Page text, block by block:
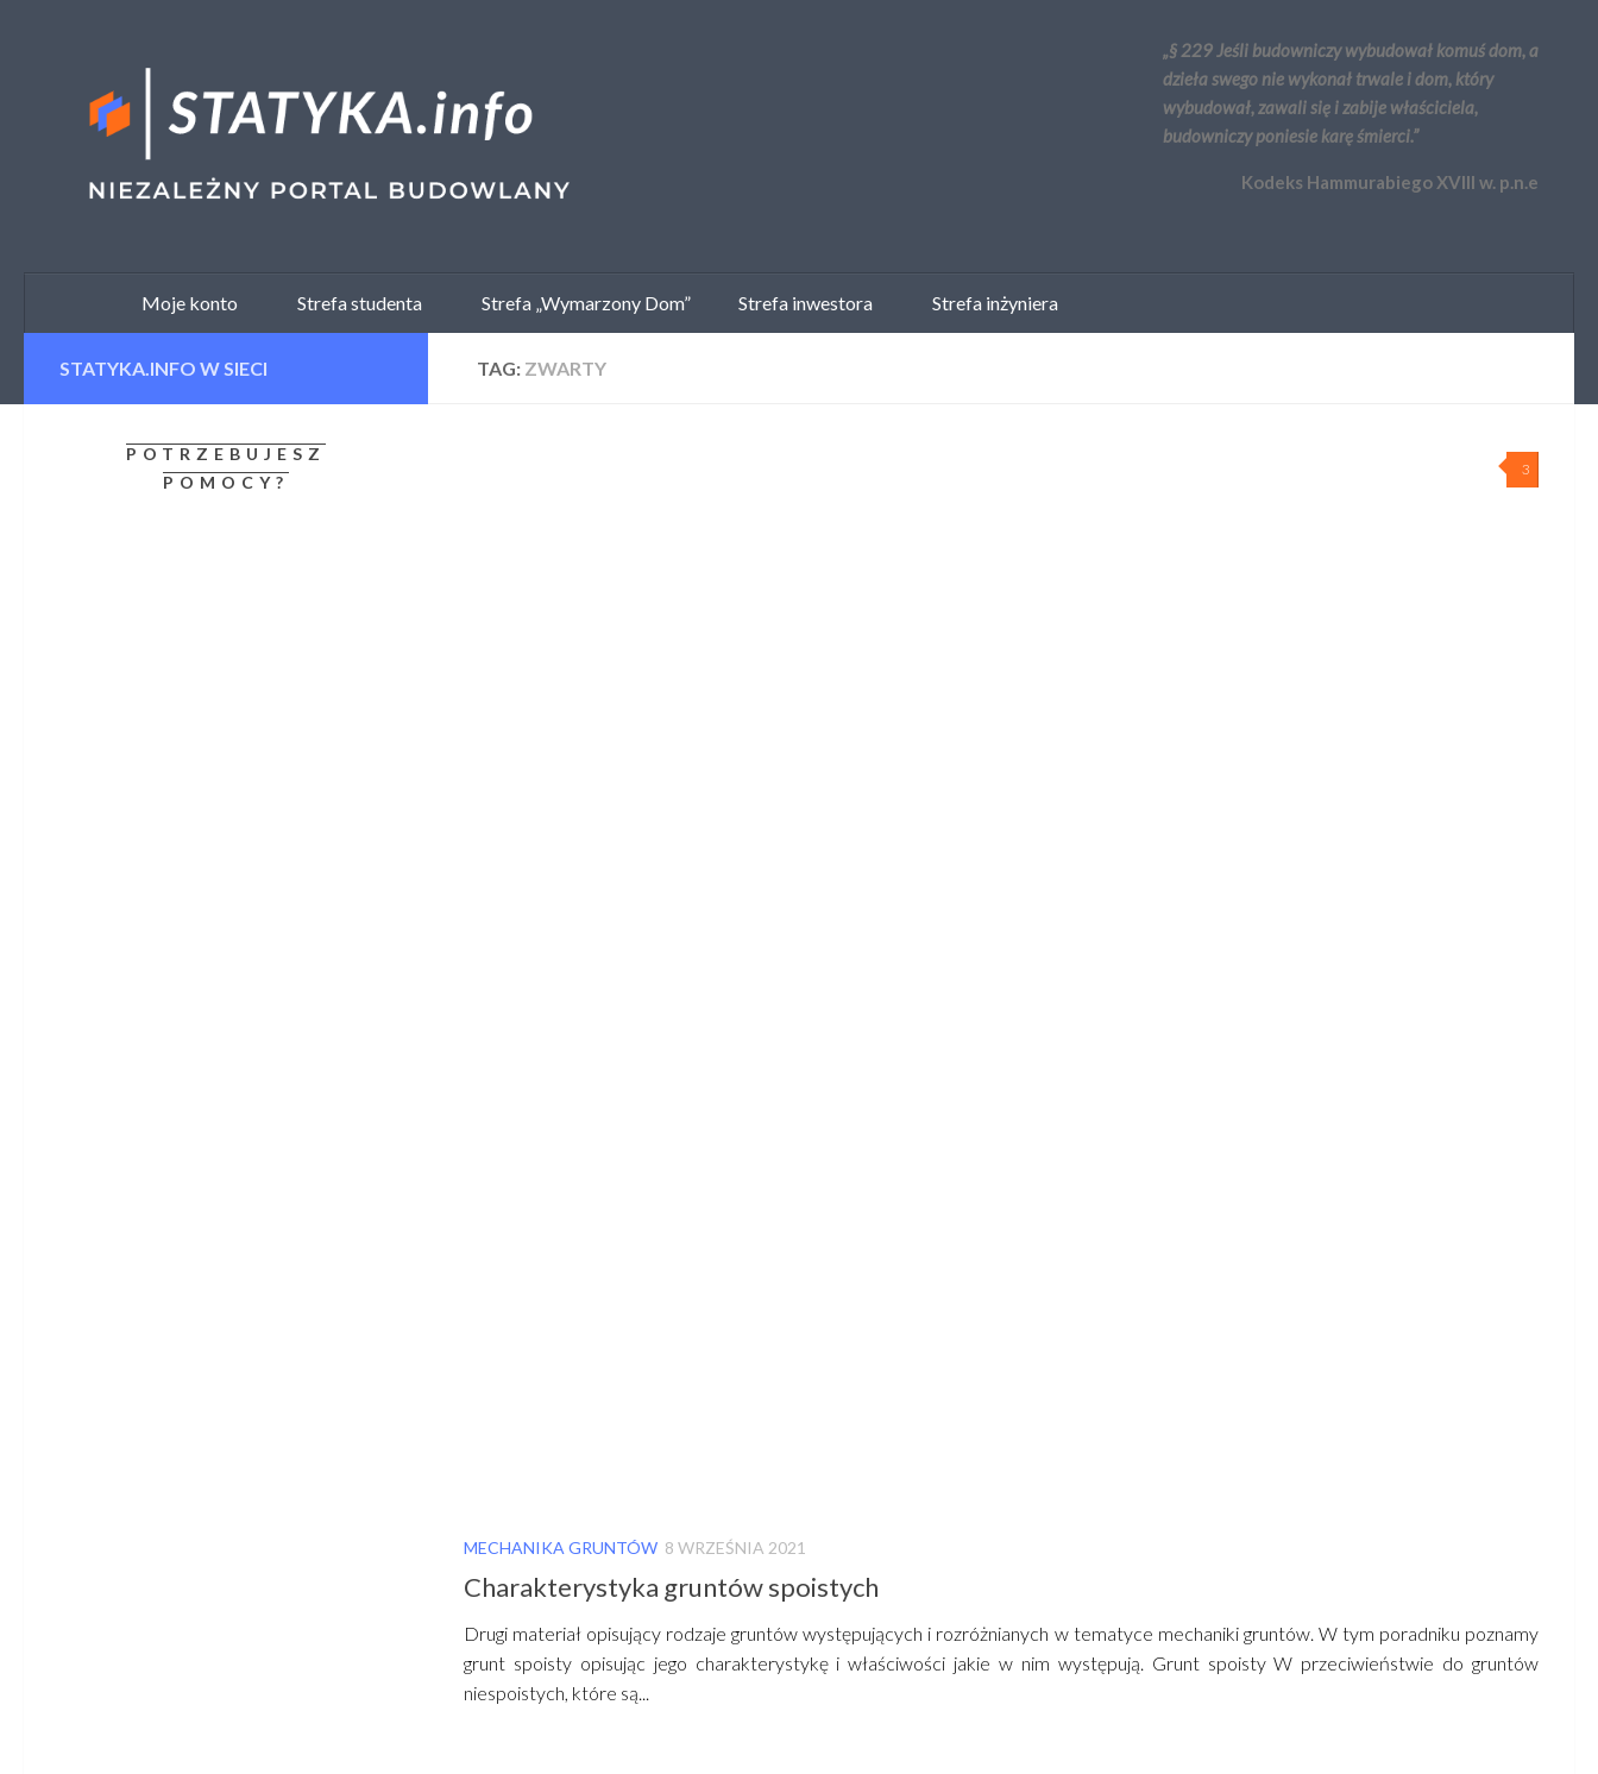
„§ 229 Jeśli budowniczy wybudował komuś dom, a
dzieła swego nie wykonał trwale i dom, który
wybudował, zawali się i zabije właściciela,
budowniczy poniesie karę śmierci.”
Kodeks Hammurabiego XVIII w. p.n.e
Moje konto Strefa studenta Strefa „Wymarzony Dom” Strefa inwestora Strefa inżyniera
TAG: ZWARTY
3
MECHANIKA GRUNTÓW 8 WRZEŚNIA 2021
Charakterystyka gruntów spoistych
Drugi materiał opisujący rodzaje gruntów występujących i rozróżnianych w tematyce mechaniki gruntów. W tym poradniku poznamy
grunt spoisty opisując jego charakterystykę i właściwości jakie w nim występują. Grunt spoisty W przeciwieństwie do gruntów
niespoistych, które są...
STATYKA.INFO W SIECI
POTRZEBUJESZ
POMOCY?